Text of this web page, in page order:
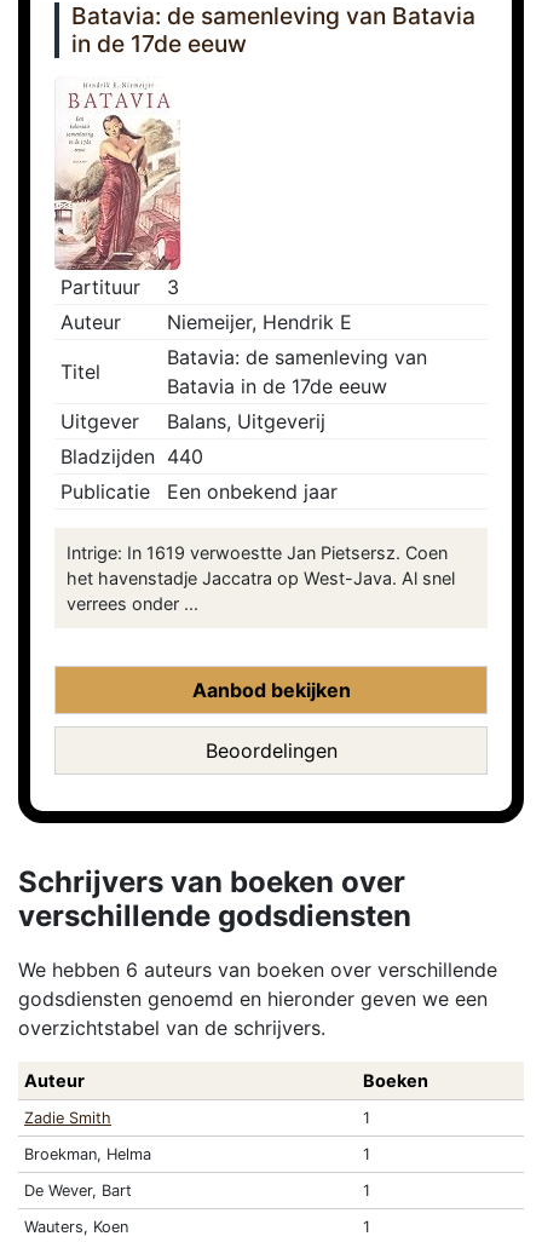
Batavia: de samenleving van Batavia
in de 17de eeuw
Partituur
3
Auteur
Niemeijer, Hendrik E
Titel
Batavia: de samenleving van
Batavia in de 17de eeuw
Uitgever
Balans, Uitgeverij
Bladzijden 440
Publicatie
Een onbekend jaar
Intrige: In 1619 verwoestte Jan Pietsersz. Coen
het havenstadje Jaccatra op West-Java. Al snel
verrees onder ...
Aanbod bekijken
Beoordelingen
Schrijvers van boeken over
verschillende godsdiensten
We hebben 6 auteurs van boeken over verschillende
godsdiensten genoemd en hieronder geven we een
overzichtstabel van de schrijvers.
Auteur Boeken
Zadie Smith
1
Broekman, Helma
1
De Wever, Bart
1
Wauters, Koen
1